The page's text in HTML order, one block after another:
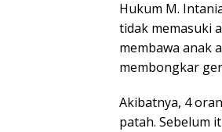
Hukum M.
tidak memasuki
membawa anak
membongkar
Akibatnya, 4
patah. Sebelum